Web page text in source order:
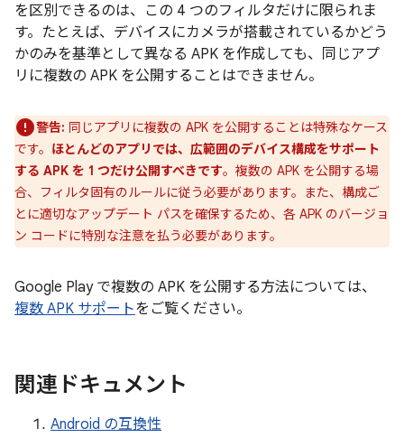
を区別できるのは、この 4 つのフィルタだけに限られま
す。たとえば、デバイスにカメラが搭載されているかどう
かのみを基準として異なる APK を作成しても、同じアプ
リに複数の APK を公開することはできません。
警告: 同じアプリに複数の APK を公開することは特殊なケース
です。 ほとんどのアプリでは、広範囲のデバイス構成をサポート
する APK を 1 つだけ公開すべきです。複数の APK を公開する場
合、フィルタ固有のルールに従う必要があります。また、構成ご
とに適切なアップデート パスを確保するため、各 APK のバージョ
ン コードに特別な注意を払う必要があります。
Google Play で複数の APK を公開する方法については、
複数 APK サポートをご覧ください。
関連ドキュメント
Android の互換性